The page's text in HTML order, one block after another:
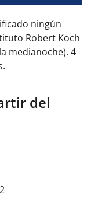
ningún
Robert Koch
medianoche). 4
del